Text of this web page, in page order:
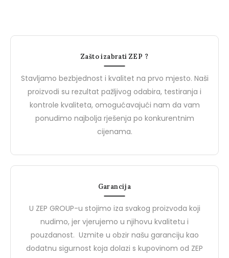
Flis
27 Marta, 2024
Novosti
PROJEKTNE MAPE
Upoznajte BIZZ: Vaš Partner
27 Marta, 2024
Upoznajte Brend
Safety: Vaš Partner u
Zašto izabrati ZEP ?
Stavljamo bezbjednost i kvalitet na prvo mjesto. Naši
proizvodi su rezultat pažljivog odabira, testiranja i
kontrole kvaliteta, omogućavajući nam da vam
ponudimo najbolja rješenja po konkurentnim
cijenama.
Garancija
U ZEP GROUP-u stojimo iza svakog proizvoda koji
nudimo, jer vjerujemo u njihovu kvalitetu i
pouzdanost. Uzmite u obzir našu garanciju kao
dodatnu sigurnost koja dolazi s kupovinom od ZEP